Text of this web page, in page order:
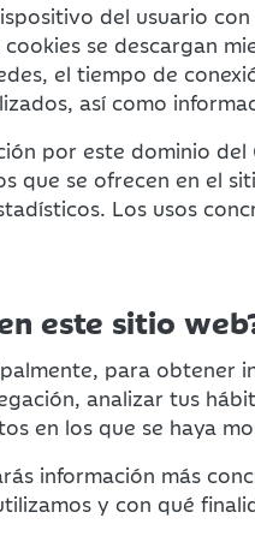
del usuario
se descargan
el tiempo de
así como
por este dominio
que se ofrecen en el
Los usos
este sitio
para
analizar tus
en los que se haya
información más
y con qué